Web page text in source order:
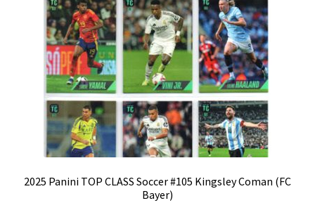
2025 Panini TOP CLASS Soccer #105 Kingsley Coman (FC
Bayer)